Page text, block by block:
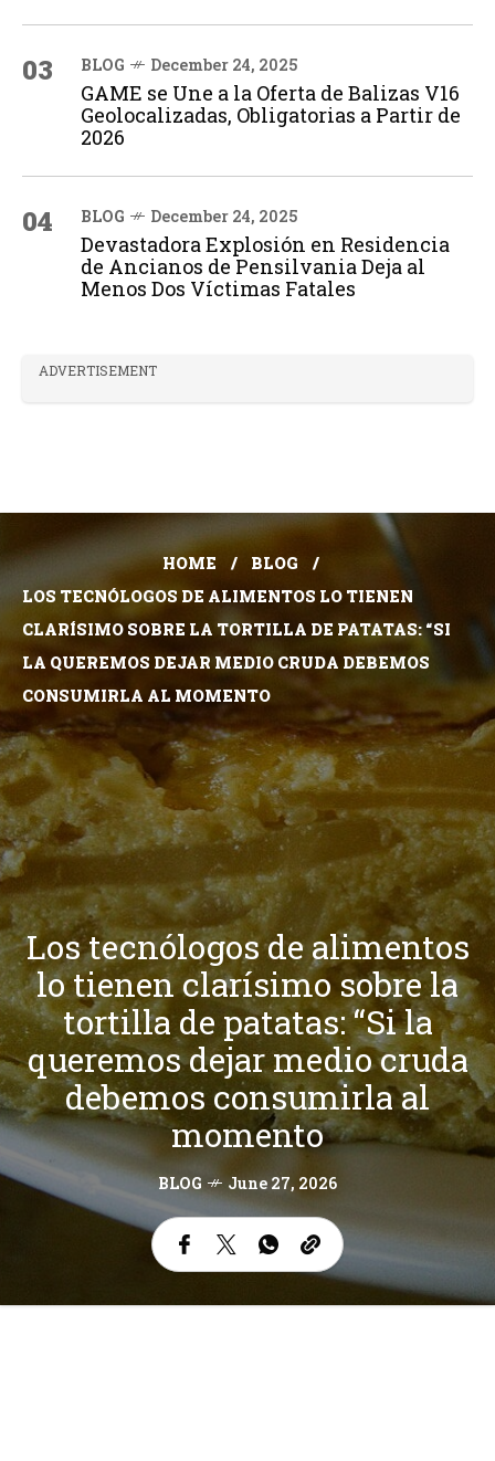
03 BLOG December 24, 2025
GAME se Une a la Oferta de Balizas V16
Geolocalizadas, Obligatorias a Partir de
2026
04 BLOG December 24, 2025
Devastadora Explosión en Residencia
de Ancianos de Pensilvania Deja al
Menos Dos Víctimas Fatales
ADVERTISEMENT
HOME
BLOG
LOS TECNÓLOGOS DE ALIMENTOS LO TIENEN
CLARÍSIMO SOBRE LA TORTILLA DE PATATAS: “SI
LA QUEREMOS DEJAR MEDIO CRUDA DEBEMOS
CONSUMIRLA AL MOMENTO
Los tecnólogos de alimentos
lo tienen clarísimo sobre la
tortilla de patatas: “Si la
queremos dejar medio cruda
debemos consumirla al
momento
BLOG June 27, 2026